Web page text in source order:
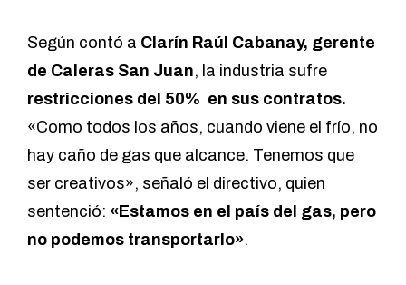
Según contó a Clarín Raúl Cabanay, gerente
de Caleras San Juan, la industria sufre
restricciones del 50% en sus contratos.
«Como todos los años, cuando viene el frío, no
hay caño de gas que alcance. Tenemos que
ser creativos», señaló el directivo, quien
sentenció: «Estamos en el país del gas, pero
no podemos transportarlo».